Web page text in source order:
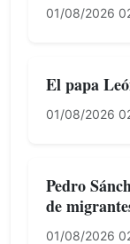
01/08/2026
El papa
01/08/2026
Pedro
de
01/08/2026